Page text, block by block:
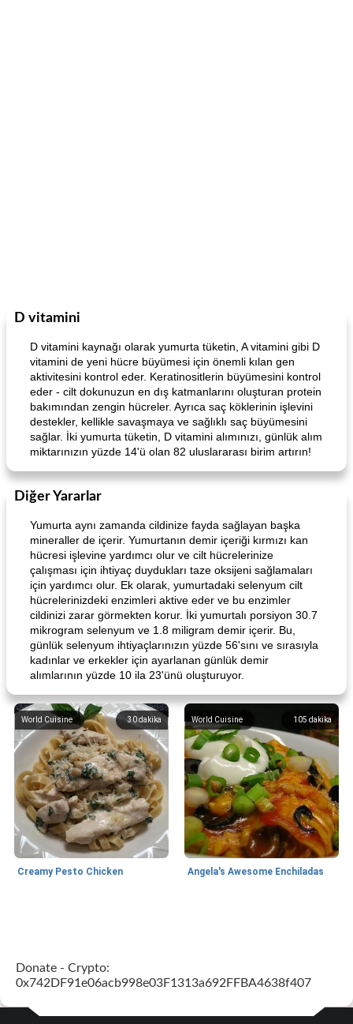
D vitamini
D vitamini kaynağı olarak yumurta tüketin, A vitamini gibi D
vitamini de yeni hücre büyümesi için önemli kılan gen
aktivitesini kontrol eder. Keratinositlerin büyümesini kontrol
eder - cilt dokunuzun en dış katmanlarını oluşturan protein
bakımından zengin hücreler. Ayrıca saç köklerinin işlevini
destekler, kellikle savaşmaya ve sağlıklı saç büyümesini
sağlar. İki yumurta tüketin, D vitamini alımınızı, günlük alım
miktarınızın yüzde 14'ü olan 82 uluslararası birim artırın!
Diğer Yararlar
Yumurta aynı zamanda cildinize fayda sağlayan başka
mineraller de içerir. Yumurtanın demir içeriği kırmızı kan
hücresi işlevine yardımcı olur ve cilt hücrelerinize
çalışması için ihtiyaç duydukları taze oksijeni sağlamaları
için yardımcı olur. Ek olarak, yumurtadaki selenyum cilt
hücrelerinizdeki enzimleri aktive eder ve bu enzimler
cildinizi zarar görmekten korur. İki yumurtalı porsiyon 30.7
mikrogram selenyum ve 1.8 miligram demir içerir. Bu,
günlük selenyum ihtiyaçlarınızın yüzde 56'sını ve sırasıyla
kadınlar ve erkekler için ayarlanan günlük demir
alımlarının yüzde 10 ila 23'ünü oluşturuyor.
30dakika
World Cuisine
Creamy Pesto Chicken
105 dakika
World Cuisine
Angela's Awesome Enchiladas
Donate - Crypto:
0x742DF91e06acb998e03F1313a692FFBA4638f407